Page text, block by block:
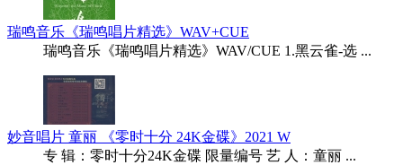
瑞鸣音乐《瑞鸣唱片精选》WAV+CUE
瑞鸣音乐《瑞鸣唱片精选》WAV/CUE 1.黑云雀-选 ...
妙音唱片 童丽 《零时十分 24K金碟》2021 W
专 辑：零时十分24K金碟 限量编号 艺 人：童丽 ...